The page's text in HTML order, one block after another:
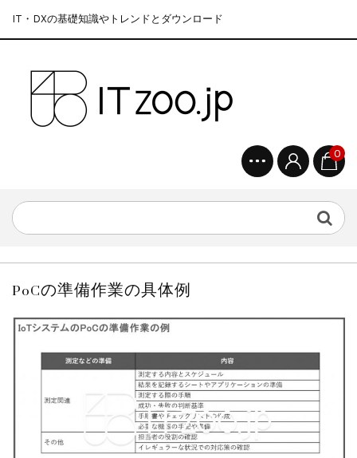
IT・DXの基礎知識やトレンドとダウンロード
0
PoCの準備作業の具体例